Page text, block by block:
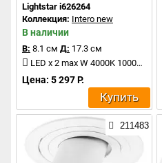
Lightstar i626264
Коллекция: Intero new
В наличии
В: 8.1 см Д: 17.3 см
LED x 2 max W 4000K 1000Lm
Цена: 5 297 Р.
Купить
211483